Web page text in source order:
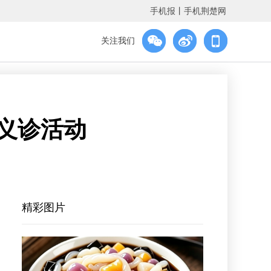
手机报 手机荆楚网
关注我们
诊活动
精彩图片